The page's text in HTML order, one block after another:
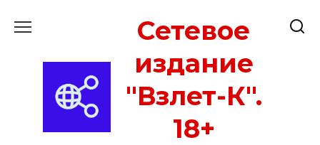
Сетевое
издание
"Взлет-К".
18+